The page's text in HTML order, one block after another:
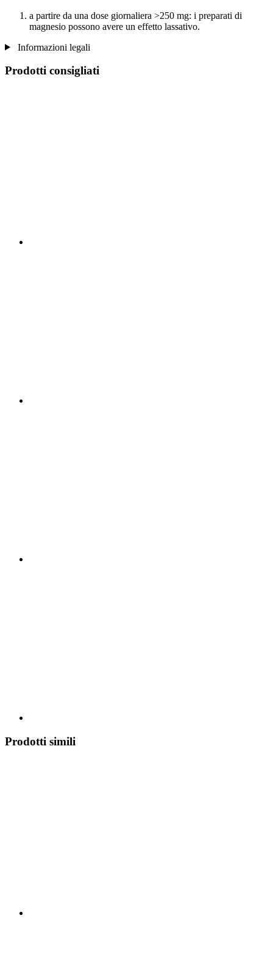
a partire da una dose giornaliera >250 mg: i preparati di
magnesio possono avere un effetto lassativo.
Informazioni legali
Prodotti consigliati
Prodotti simili